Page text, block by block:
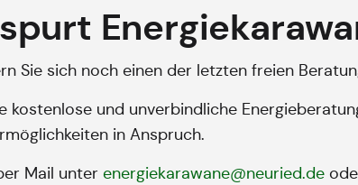
Sie sich noch einen der letzten freien
kostenlose und unverbindliche
in Anspruch.
Mail unter energiekarawane@neuried.de